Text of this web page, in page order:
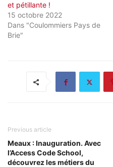
et pétillante !
15 octobre 2022
Dans "Coulommiers Pays de
Brie"
Previous article
Meaux : Inauguration. Avec
l’Access Code School,
découvrez les métiers du